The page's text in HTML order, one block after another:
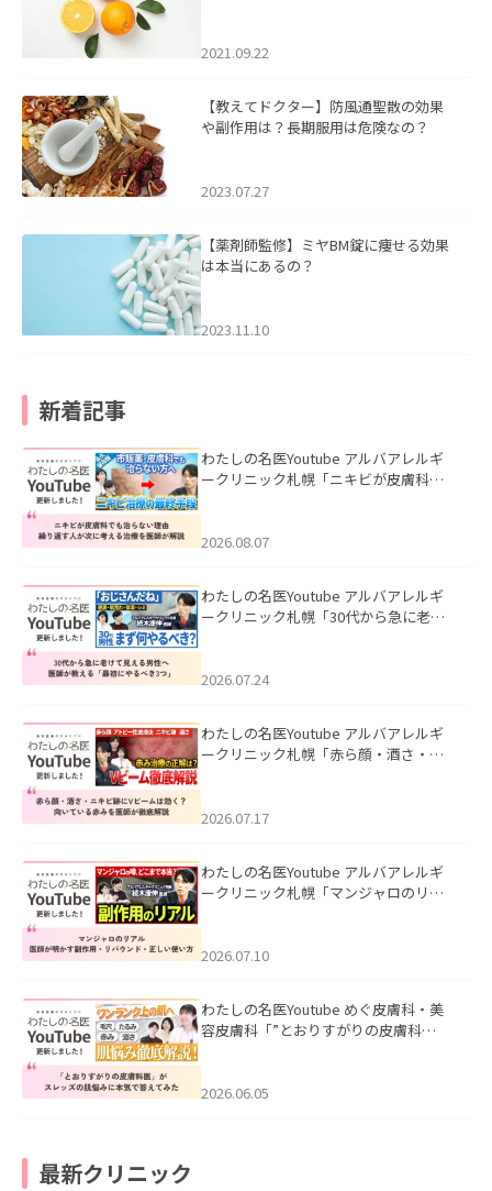
2021.09.22
【教えてドクター】防風通聖散の効果
や副作用は？長期服用は危険なの？
2023.07.27
【薬剤師監修】ミヤBM錠に痩せる効果
は本当にあるの？
2023.11.10
新着記事
わたしの名医Youtube アルバアレルギ
ークリニック札幌「ニキビが皮膚科で
ました。
2026.08.07
わたしの名医Youtube アルバアレルギ
ークリニック札幌「30代から急に老け
た。
2026.07.24
わたしの名医Youtube アルバアレルギ
ークリニック札幌「赤ら顔・酒さ・ニ
した。
2026.07.17
わたしの名医Youtube アルバアレルギ
ークリニック札幌「マンジャロのリア
た。
2026.07.10
わたしの名医Youtube めぐ皮膚科・美
容皮膚科「”とおりすがりの皮膚科
2026.06.05
最新クリニック